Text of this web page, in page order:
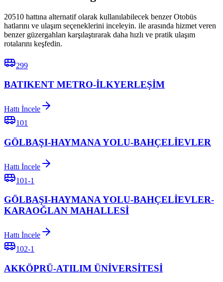
20510 hattına alternatif olarak kullanılabilecek benzer Otobüs
hatlarını ve ulaşım seçeneklerini inceleyin. ile arasında hizmet veren
benzer güzergahları karşılaştırarak daha hızlı ve pratik ulaşım
rotalarını keşfedin.
299
BATIKENT METRO-İLKYERLEŞİM
Hattı İncele
101
GÖLBAŞI-HAYMANA YOLU-BAHÇELİEVLER
Hattı İncele
101-1
GÖLBAŞI-HAYMANA YOLU-BAHÇELİEVLER-
KARAOĞLAN MAHALLESİ
Hattı İncele
102-1
AKKÖPRÜ-ATILIM ÜNİVERSİTESİ